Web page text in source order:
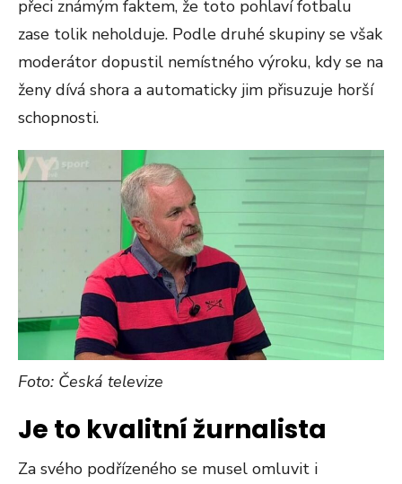
přeci známým faktem, že toto pohlaví fotbalu
zase tolik neholduje. Podle druhé skupiny se však
moderátor dopustil nemístného výroku, kdy se na
ženy dívá shora a automaticky jim přisuzuje horší
schopnosti.
Foto: Česká televize
Je to kvalitní žurnalista
Za svého podřízeného se musel omluvit i